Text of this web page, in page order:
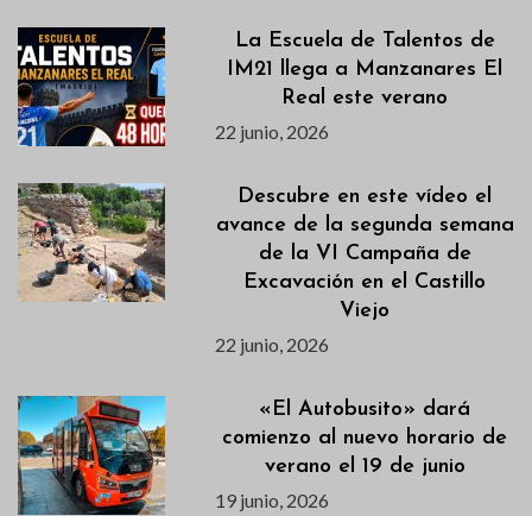
La Escuela de Talentos de
IM21 llega a Manzanares El
Real este verano
22 junio, 2026
Descubre en este vídeo el
avance de la segunda semana
de la VI Campaña de
Excavación en el Castillo
Viejo
22 junio, 2026
«El Autobusito» dará
comienzo al nuevo horario de
verano el 19 de junio
19 junio, 2026